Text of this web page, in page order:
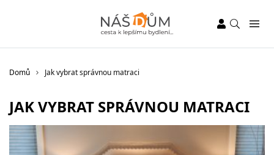
Domů Jak vybrat správnou matraci
JAK VYBRAT SPRÁVNOU MATRACI